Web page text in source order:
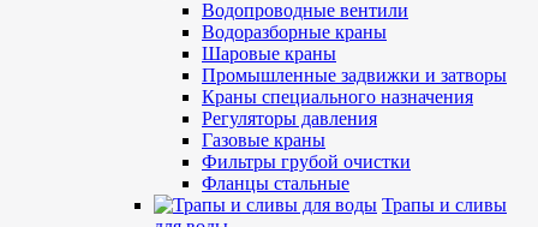
Водопроводные вентили
Водоразборные краны
Шаровые краны
Промышленные задвижки и затворы
Краны специального назначения
Регуляторы давления
Газовые краны
Фильтры грубой очистки
Фланцы стальные
Трапы и сливы